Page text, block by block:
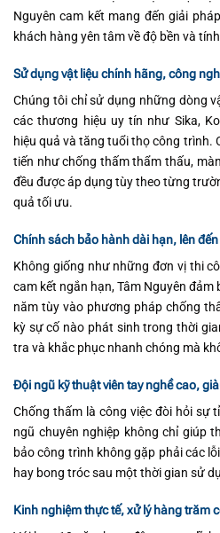
Nguyên cam kết mang đến giải
khách hàng yên tâm về độ bền và
Sử dụng vật liệu chính hãng, công
Chúng tôi chỉ sử dụng những dòng
các thương hiệu uy tín như Sika,
hiệu quả và tăng tuổi thọ công trình.
tiến như chống thấm thẩm thấu,
đều được áp dụng tùy theo từng
quả tối ưu.
Chính sách bảo hành dài hạn, lên
Không giống như những đơn vị thi
cam kết ngắn hạn, Tâm Nguyên
năm tùy vào phương pháp chống
kỳ sự cố nào phát sinh trong thời
tra và khắc phục nhanh chóng mà
Đội ngũ kỹ thuật viên tay nghề cao,
Chống thấm là công việc đòi hỏi sự
ngũ chuyên nghiệp không chỉ giúp
bảo công trình không gặp phải các
hay bong tróc sau một thời gian sử
Kinh nghiệm thực tế, xử lý hàng trăm